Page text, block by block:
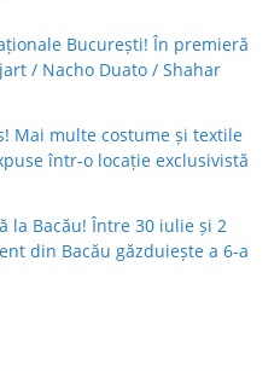
București! În premieră
/ Nacho Duato / Shahar
Mai multe costume și textile
într-o locație exclusivistă
la Bacău! Între 30 iulie și 2
din Bacău găzduiește a 6-a